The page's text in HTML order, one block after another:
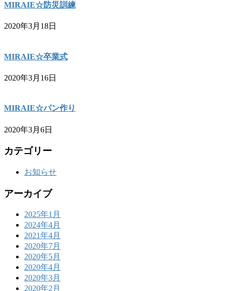
MIRAIE☆防災訓練
2020年3月18日
MIRAIE☆卒業式
2020年3月16日
MIRAIE☆パン作り
2020年3月6日
カテゴリー
お知らせ
アーカイブ
2025年1月
2024年4月
2021年4月
2020年7月
2020年5月
2020年4月
2020年3月
2020年2月